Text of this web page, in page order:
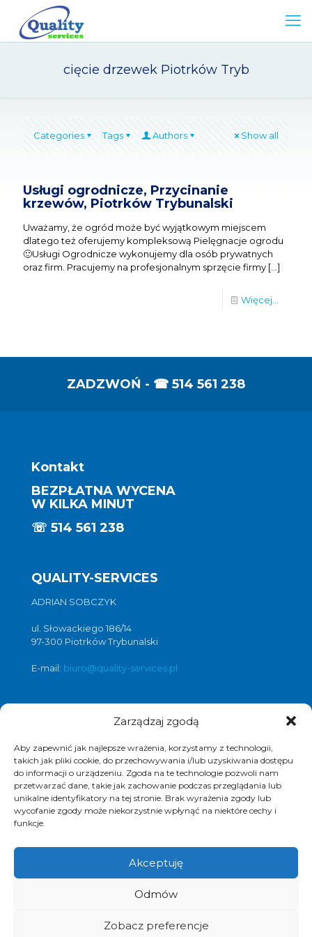
Zarządzaj zgodą
Aby zapewnić jak najlepsze wrażenia, korzystamy z technologii,
takich jak pliki cookie, do przechowywania i/lub uzyskiwania dostępu
do informacji o urządzeniu. Zgoda na te technologie pozwoli nam
przetwarzać dane, takie jak zachowanie podczas przeglądania lub
unikalne identyfikatory na tej stronie. Brak wyrażenia zgody lub
wycofanie zgody może niekorzystnie wpłynąć na niektóre cechy i
funkcje.
Akceptuję
Odmów
Zobacz preferencje
cięcie drzewek Piotrków Tryb
Categories Tags Authors Show all
Usługi ogrodnicze, Przycinanie
krzewów, Piotrków Trybunalski
Uważamy, że ogród może być wyjątkowym miejscem
dlatego też oferujemy kompleksową Pielęgnacje ogrodu
🙂Usługi Ogrodnicze wykonujemy dla osób prywatnych
oraz firm. Pracujemy na profesjonalnym sprzęcie firmy […]
Więcej...
ZADZWOŃ - ☎ 514 561 238
Kontakt
BEZPŁATNA WYCENA
W KILKA MINUT
☏ 514 561 238
QUALITY-SERVICES
ADRIAN SOBCZYK
ul. Słowackiego 186/14
97-300 Piotrków Trybunalski
E-mail: biuro@quality-services.pl
Oferta usług czyszczenia posadzek i
czyszczenie posadzek Warszawa,
czyszczenie posadzek Łódź,
czyszczenie posadzek Poznań,
czyszczenie posadzek Katowice,
czyszczenia obiektów, polimeryzacja posadzek.
piotrkow.pl